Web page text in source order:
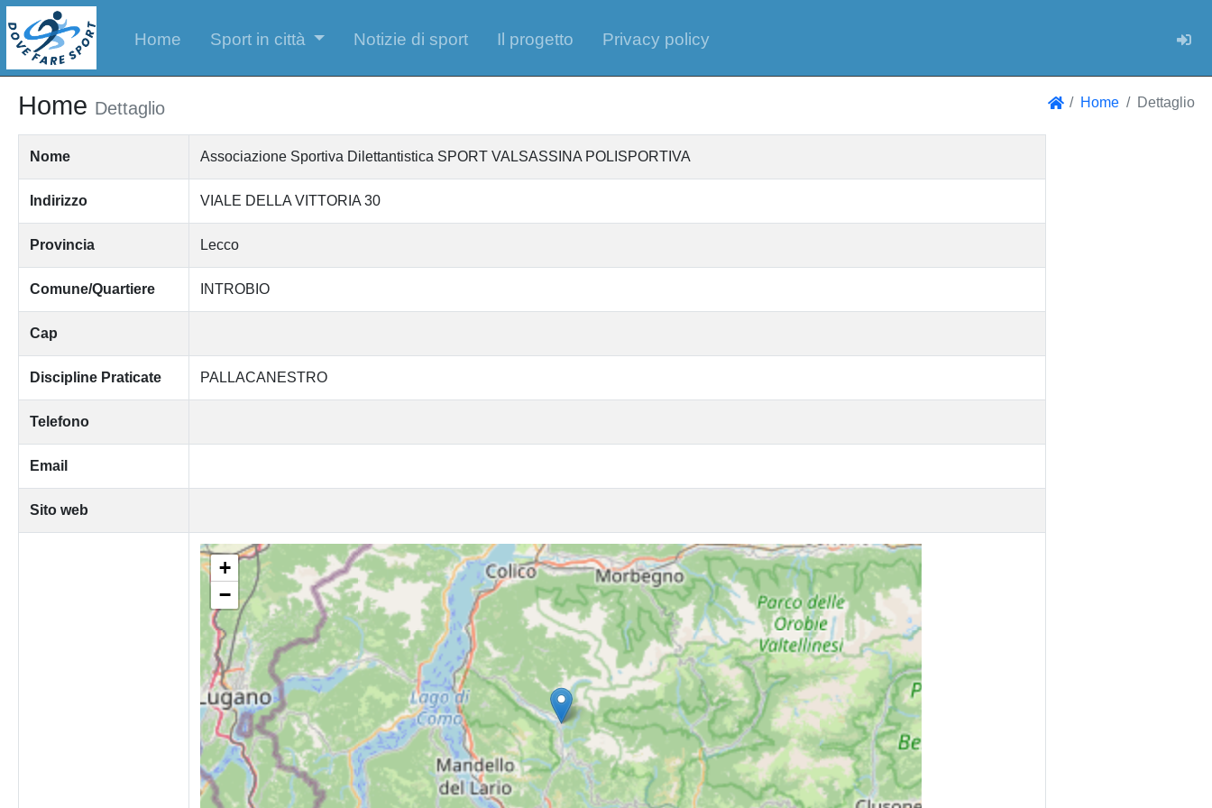
Home Sport in città Notizie di sport Il progetto Privacy policy
Home Dettaglio Home Dettaglio
Nome Associazione Sportiva Dilettantistica SPORT VALSASSINA POLISPORTIVA
Indirizzo VIALE DELLA VITTORIA 30
Provincia Lecco
Comune/Quartiere INTROBIO
Cap
Discipline Praticate PALLACANESTRO
Telefono
Email
Sito web
+
−